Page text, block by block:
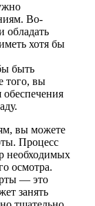
Во-
обладать
хотя бы
быть
того, вы
обеспечения
вы можете
Процесс
необходимых
осмотра.
— это
занять